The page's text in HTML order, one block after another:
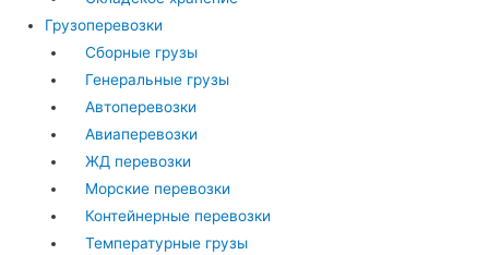
Грузоперевозки
Сборные грузы
Генеральные грузы
Автоперевозки
Авиаперевозки
ЖД перевозки
Морские перевозки
Контейнерные перевозки
Температурные грузы